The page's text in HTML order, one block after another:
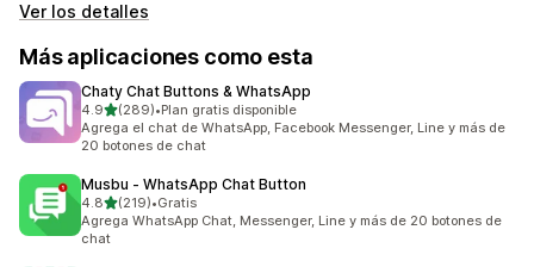
Ver los detalles
Más aplicaciones como esta
Chaty Chat Buttons & WhatsApp
4.9de 5 estrellas
(289)
289 reseñas en total
•Plan gratis disponible
Agrega el chat de WhatsApp, Facebook Messenger, Line y más de
20 botones de chat
Musbu ‑ WhatsApp Chat Button
4.8de 5 estrellas
(219)
219 reseñas en total
•Gratis
Agrega WhatsApp Chat, Messenger, Line y más de 20 botones de
chat